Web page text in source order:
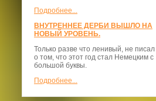
Подробнее...
ВНУТРЕННЕЕ ДЕРБИ ВЫШЛО НА
НОВЫЙ УРОВЕНЬ.
Только разве что ленивый, не писал
о том, что этот год стал Немецким с
большой буквы.
Подробнее...